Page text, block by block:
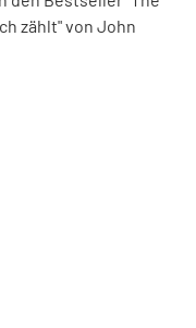
zählt" von John